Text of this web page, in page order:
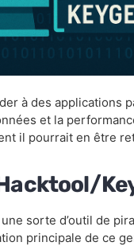
à des applications
et la
il pourrait en être
sorte d’outil de
principale de ce